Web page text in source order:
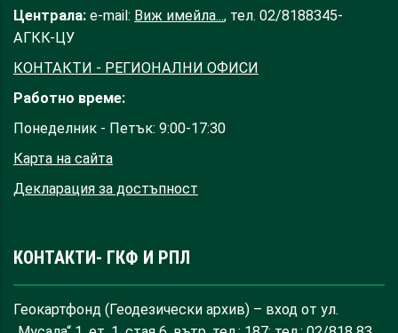
Централа: e-mail: Виж имейла..., тел. 02/8188345-
АГКК-ЦУ
КОНТАКТИ - РЕГИОНАЛНИ ОФИСИ
Работно време:
Понеделник - Петък: 9:00-17:30
Карта на сайта
Декларация за достъпност
КОНТАКТИ- ГКФ И РПЛ
Геокартфонд (Геодезически архив) – вход от ул.